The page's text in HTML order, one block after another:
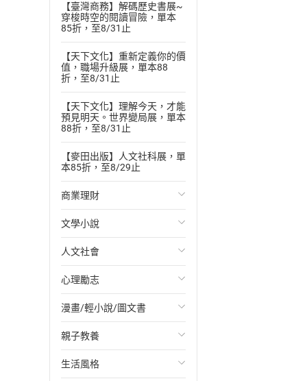
【臺灣商務】解碼歷史書展~
穿梭時空的閱讀冒險，單本
85折，至8/31止
【天下文化】重新定義你的價
值，職場升級展，單本88
折，至8/31止
【天下文化】理解今天，才能
預見明天。世界變局展，單本
88折，至8/31止
【麥田出版】人文社科展，單
本85折，至8/29止
商業理財
投資理財
經濟/趨勢
財務/金融
管理/領導
職場工作術
成功法
文學小說
歐美文學
日本文學
韓國文學
華文文學
經典文學
人文社會
國際關係
政治
社會科學
台灣/中國歷史
心理勵志
心靈成長/情緒
人際關係
兩性關係
漫畫/輕小說/圖文書
輕小說
奇幻/科幻
親子教養
教育現場
生活風格